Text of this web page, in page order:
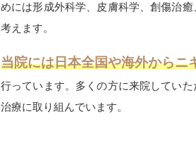
めには形成外科学、皮膚科学、創傷治
考えます。
当院には日本全国や海外からニ
行っています。多くの方に来院してい
治療に取り組んでいます。